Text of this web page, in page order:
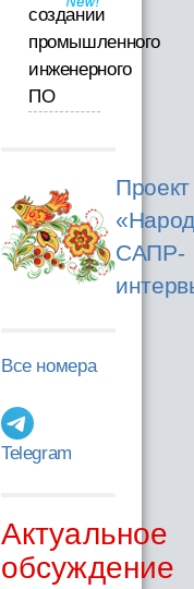
создании
промышленного
инженерного
ПО
Проект
САПР-
Все номера
Telegram
Актуальное
обсуждение